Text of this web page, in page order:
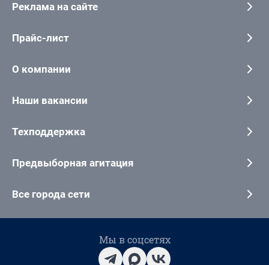
Реклама на сайте
Прайс-лист
О компании
Наши вакансии
Техподдержка
Предвыборная агитация
Все города сети
Мы в соцсетях